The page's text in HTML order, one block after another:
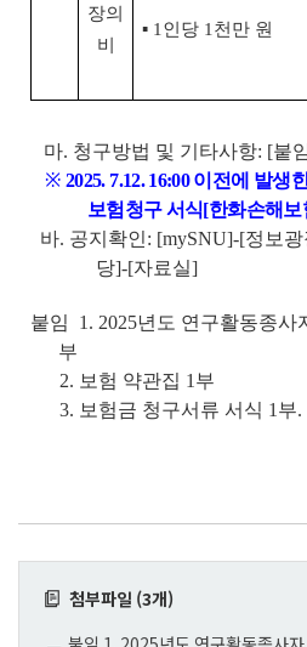
장의
비
▪ 1인당 1천만 원
마. 청구방법 및 기타사항: [붙
※ 2025. 7.12. 16:00 이전에 발
보험청구 서식[한화손해보
바. 공지확인: [mySNU]-[정보
당]-[자료실]
붙임 1. 2025년도 연구활동종사
부
2. 보험 약관집 1부
3. 보험금 청구서류 서식 1부
첨부파일 (3개)